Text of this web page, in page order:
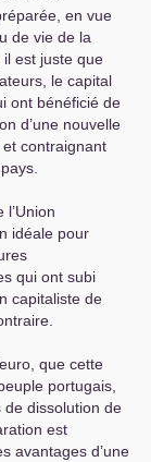
en vue
de vie de la
, il est juste que
le capital
ont bénéficié de
d’une nouvelle
et contraignant
idéale pour
qui ont subi
capitaliste de
que cette
portugais,
de dissolution de
est
avantages d’une